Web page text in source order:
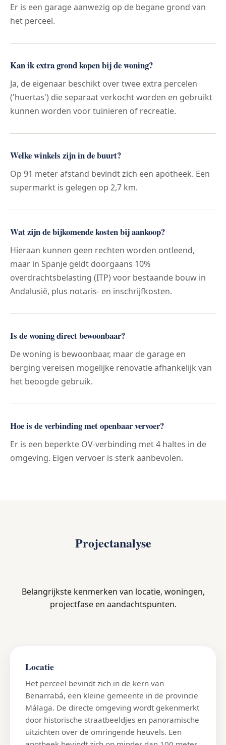
Er is een garage aanwezig op de begane grond van
het perceel.
Kan ik extra grond kopen bij de woning?
Ja, de eigenaar beschikt over twee extra percelen
('huertas') die separaat verkocht worden en gebruikt
kunnen worden voor tuinieren of recreatie.
Welke winkels zijn in de buurt?
Op 91 meter afstand bevindt zich een apotheek. Een
supermarkt is gelegen op 2,7 km.
Wat zijn de bijkomende kosten bij aankoop?
Hieraan kunnen geen rechten worden ontleend,
maar in Spanje geldt doorgaans 10%
overdrachtsbelasting (ITP) voor bestaande bouw in
Andalusië, plus notaris- en inschrijfkosten.
Is de woning direct bewoonbaar?
De woning is bewoonbaar, maar de garage en
berging vereisen mogelijke renovatie afhankelijk van
het beoogde gebruik.
Hoe is de verbinding met openbaar vervoer?
Er is een beperkte OV-verbinding met 4 haltes in de
omgeving. Eigen vervoer is sterk aanbevolen.
Projectanalyse
Belangrijkste kenmerken van locatie, woningen,
projectfase en aandachtspunten.
Locatie
Het perceel bevindt zich in de kern van
Benarrabá, een kleine gemeente in de provincie
Málaga. De directe omgeving wordt gekenmerkt
door historische straatbeeldjes en panoramische
uitzichten over de omringende heuvels. Een